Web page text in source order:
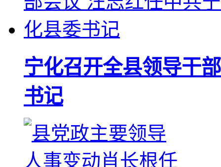
宁化召开全县领导干
书记